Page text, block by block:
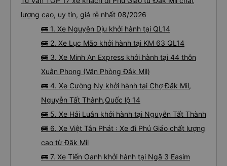
lượng cao, uy tín, giá rẻ nhất 08/2026
🚌 1. Xe Nguyên Dịu khởi hành tại QL14
🚌 2. Xe Lục Mão khởi hành tại KM 63 QL14
🚌 3. Xe Minh An Express khởi hành tại 44 thôn
Xuân Phong (Văn Phòng Đắk Mil)
🚌 4. Xe Cường Ny khởi hành tại Chợ Đăk Mil,
Nguyễn Tất Thành,Quốc lộ 14
🚌 5. Xe Hải Luân khởi hành tại Nguyễn Tất Thành
🚌 6. Xe Việt Tân Phát : Xe đi Phú Giáo chất lượng
cao từ Đăk Mil
🚌 7. Xe Tiến Oanh khởi hành tại Ngã 3 Easim